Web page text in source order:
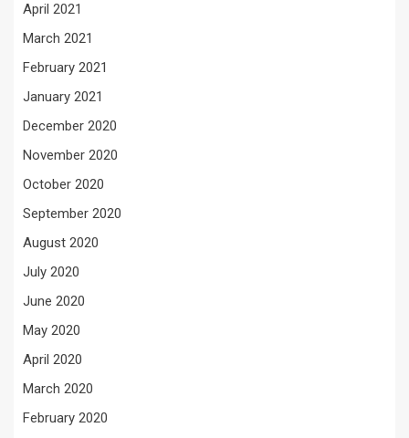
April 2021
March 2021
February 2021
January 2021
December 2020
November 2020
October 2020
September 2020
August 2020
July 2020
June 2020
May 2020
April 2020
March 2020
February 2020